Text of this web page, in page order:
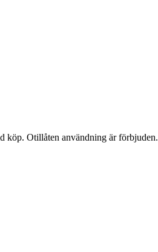
köp. Otillåten användning är förbjuden.